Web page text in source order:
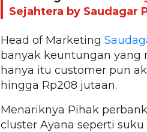
Sejahtera by Saudagar
Head of Marketing
banyak keuntungan yang
hanya itu customer pun
hingga Rp208 jutaan.
Menariknya Pihak
cluster Ayana seperti